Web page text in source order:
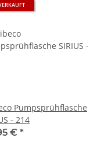
Pumpsprühflasche
- 214
€ *